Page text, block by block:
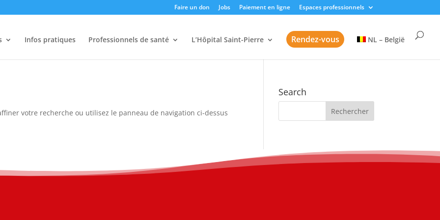
Faire un don Jobs Paiement en ligne Espaces professionnels
Infos pratiques Professionnels de santé L’Hôpital Saint-Pierre Rendez-vous NL – België
votre recherche ou utilisez le panneau de navigation ci-dessus
Search